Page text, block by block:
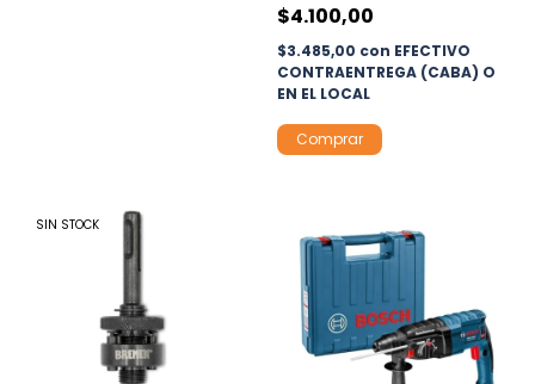
$4.100,00
$3.485,00 con EFECTIVO
CONTRAENTREGA (CABA) O
EN EL LOCAL
SIN STOCK